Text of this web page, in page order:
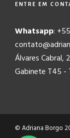
ENTRE EM
Whatsapp:
Álvares Cabral,
Gabinete T45 -
© Adriana Borgo